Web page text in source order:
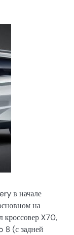
в начале
на
кроссовер X70,
8 (с задней